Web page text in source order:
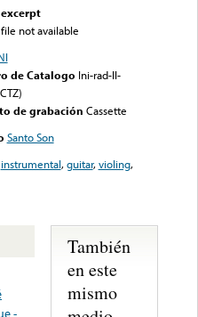
not available
de Catalogo Ini-rad-II-
de grabación Cassette
Santo Son
instrumental,guitar,violing,
-
También
en este
mismo